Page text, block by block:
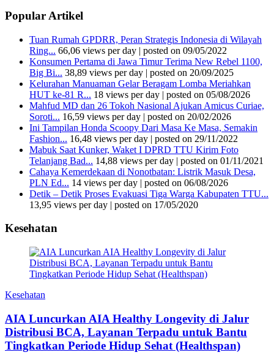
Popular Artikel
Tuan Rumah GPDRR, Peran Strategis Indonesia di Wilayah
Ring... 66,06 views per day | posted on 09/05/2022
Konsumen Pertama di Jawa Timur Terima New Rebel 1100,
Big Bi... 38,89 views per day | posted on 20/09/2025
Kelurahan Manuaman Gelar Beragam Lomba Meriahkan
HUT ke-81 R... 18 views per day | posted on 05/08/2026
Mahfud MD dan 26 Tokoh Nasional Ajukan Amicus Curiae,
Soroti... 16,59 views per day | posted on 20/02/2026
Ini Tampilan Honda Scoopy Dari Masa Ke Masa, Semakin
Fashion... 16,48 views per day | posted on 29/11/2022
Mabuk Saat Kunker, Waket I DPRD TTU Kirim Foto
Telanjang Bad... 14,88 views per day | posted on 01/11/2021
Cahaya Kemerdekaan di Nonotbatan: Listrik Masuk Desa,
PLN Ed... 14 views per day | posted on 06/08/2026
Detik – Detik Proses Evakuasi Tiga Warga Kabupaten TTU...
13,95 views per day | posted on 17/05/2020
Kesehatan
Kesehatan
AIA Luncurkan AIA Healthy Longevity di Jalur
Distribusi BCA, Layanan Terpadu untuk Bantu
Tingkatkan Periode Hidup Sehat (Healthspan)